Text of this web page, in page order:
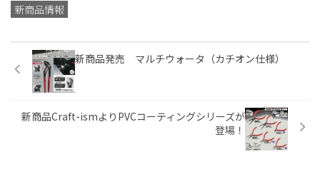
新商品情報
新商品発売 マルチウォータ（カチオン仕様）
新商品Craft-ismよりPVCコーティングシリーズが
登場！